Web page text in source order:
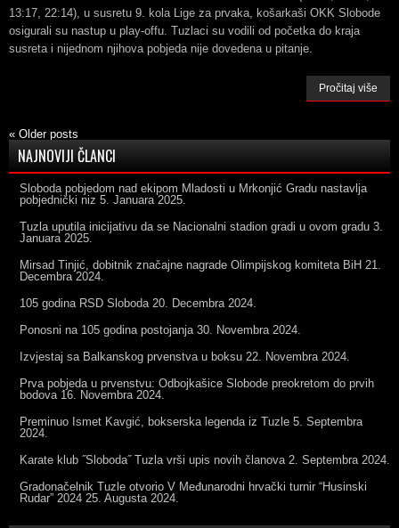
13:17, 22:14), u susretu 9. kola Lige za prvaka, košarkaši OKK Slobode
osigurali su nastup u play-offu. Tuzlaci su vodili od početka do kraja
susreta i nijednom njihova pobjeda nije dovedena u pitanje.
Pročitaj više
« Older posts
NAJNOVIJI ČLANCI
Sloboda pobjedom nad ekipom Mladosti u Mrkonjić Gradu nastavlja
pobjednički niz 5. Januara 2025.
Tuzla uputila inicijativu da se Nacionalni stadion gradi u ovom gradu 3.
Januara 2025.
Mirsad Tinjić, dobitnik značajne nagrade Olimpijskog komiteta BiH 21.
Decembra 2024.
105 godina RSD Sloboda 20. Decembra 2024.
Ponosni na 105 godina postojanja 30. Novembra 2024.
Izvjestaj sa Balkanskog prvenstva u boksu 22. Novembra 2024.
Prva pobjeda u prvenstvu: Odbojkašice Slobode preokretom do prvih
bodova 16. Novembra 2024.
Preminuo Ismet Kavgić, bokserska legenda iz Tuzle 5. Septembra
2024.
Karate klub ˝Sloboda˝ Tuzla vrši upis novih članova 2. Septembra 2024.
Gradonačelnik Tuzle otvorio V Međunarodni hrvački turnir “Husinski
Rudar” 2024 25. Augusta 2024.